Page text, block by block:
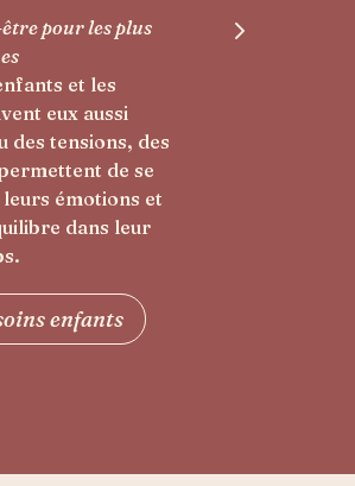
à vous-
nécessaire d’être
maman pour
de ralentir, de
et de prendre
dédiés à la femme
recentrer, à vous
corps et à votre
femme